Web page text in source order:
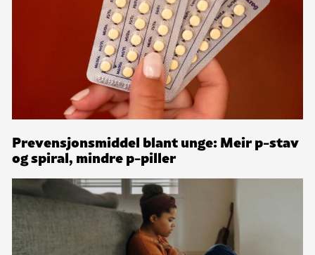
Prevensjonsmiddel blant unge: Meir p-stav
og spiral, mindre p-piller